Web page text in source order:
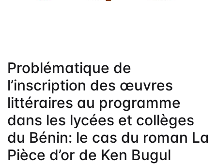
Problématique de
l’inscription des œuvres
littéraires au programme
dans les lycées et collèges
du Bénin: le cas du roman La
Pièce d’or de Ken Bugul